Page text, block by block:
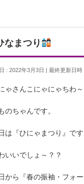
なまつり
: 2022年3月3日 最終更新日時
ゃさんこにゃにゃちわ～
のちゃんです。
は『ひにゃまつり』です
いいでしょ～？？
から『春の振袖・フォ